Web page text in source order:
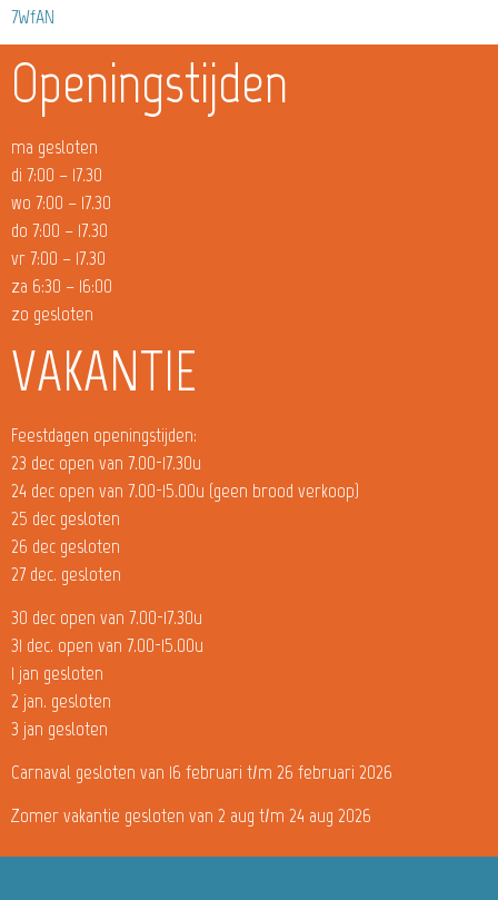
7WfAN
Openingstijden
ma gesloten
di 7:00 – 17.30
wo 7:00 – 17.30
do 7:00 – 17.30
vr 7:00 – 17.30
za 6:30 – 16:00
zo gesloten
VAKANTIE
Feestdagen openingstijden:
23 dec open van 7.00-17.30u
24 dec open van 7.00-15.00u (geen brood verkoop)
25 dec gesloten
26 dec gesloten
27 dec. gesloten
30 dec open van 7.00-17.30u
31 dec. open van 7.00-15.00u
1 jan gesloten
2 jan. gesloten
3 jan gesloten
Carnaval gesloten van 16 februari t/m 26 februari 2026
Zomer vakantie gesloten van 2 aug t/m 24 aug 2026